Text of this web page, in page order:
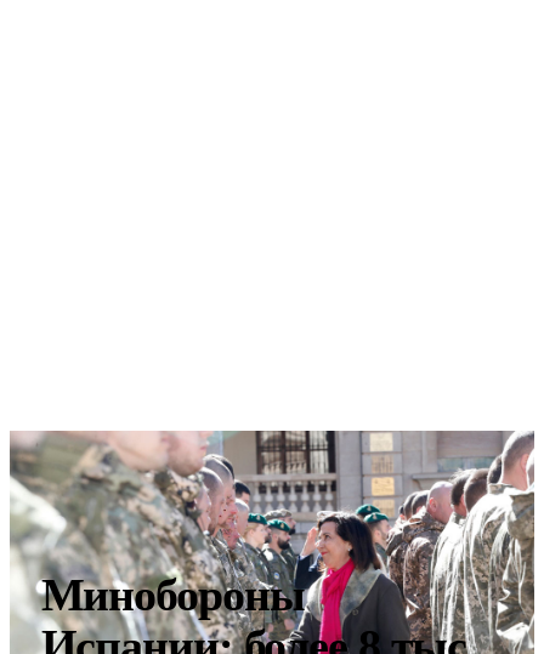
Минобороны